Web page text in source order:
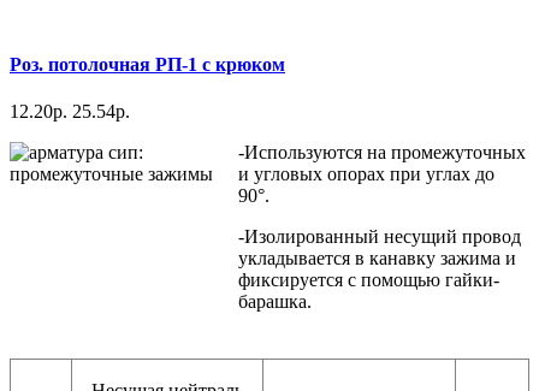
Роз. потолочная РП-1 с крюком
12.20р. 25.54р.
-Используются на промежуточных
и угловых опорах при углах до
90°.
-Изолированный несущий провод
укладывается в канавку зажима и
фиксируется с помощью гайки-
барашка.